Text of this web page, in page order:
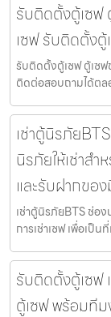
รับติดตั้งตู้เซฟ
เซฟ รับติดตั้ง
รับติดตั้งตู้เซฟ ตู้เซ
ติดต่อสอบถามได้ตล
เช่าตู้นิรภัย
นิรภัยให้เช่าสำ
และรับฝากขอ
เช่าตู้นิรภัยBTS ช่อ
การเช่าเซฟ เพื่อเป็
รับติดตั้งตู้เซฟ
ตู้เซฟ พร้อมที